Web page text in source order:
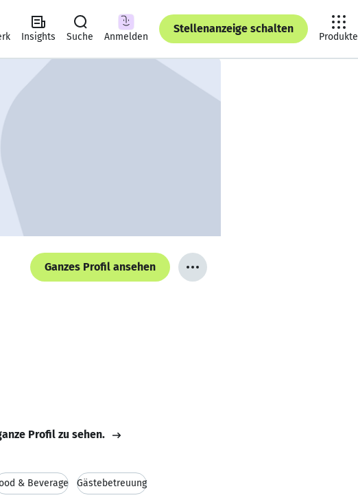
Insights Suche Anmelden
Stellenanzeige schalten
Produkte
Ganzes Profil ansehen
Profil zu sehen.
& Beverage Gästebetreuung